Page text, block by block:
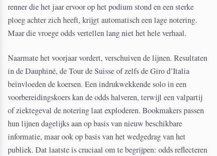
renner die het jaar ervoor op het podium stond en een sterke
ploeg achter zich heeft, krijgt automatisch een lage notering.
Maar die vroege odds vertellen lang niet het hele verhaal.
Naarmate het voorjaar vordert, verschuiven de lijnen. Resultaten
in de Dauphiné, de Tour de Suisse of zelfs de Giro d’Italia
beïnvloeden de koersen. Een indrukwekkende solo in een
voorbereidingskoers kan de odds halveren, terwijl een valpartij
of ziektegeval de notering laat exploderen. Bookmakers passen
hun lijnen dagelijks aan op basis van nieuw beschikbare
informatie, maar ook op basis van het wedgedrag van het
publiek. Dat laatste is cruciaal om te begrijpen: odds reflecteren